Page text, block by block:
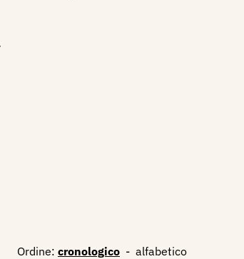
Ordine: cronologico - alfabetico